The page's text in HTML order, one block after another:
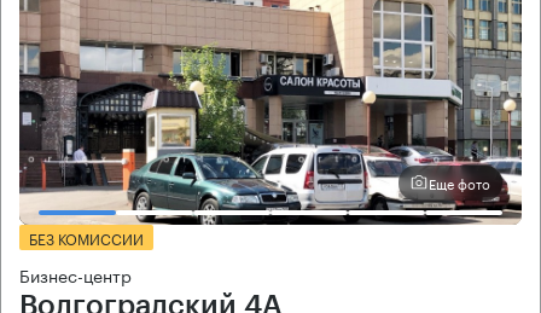
Еще фото
БЕЗ КОМИССИИ
Бизнес-центр
Волгоградский 4А